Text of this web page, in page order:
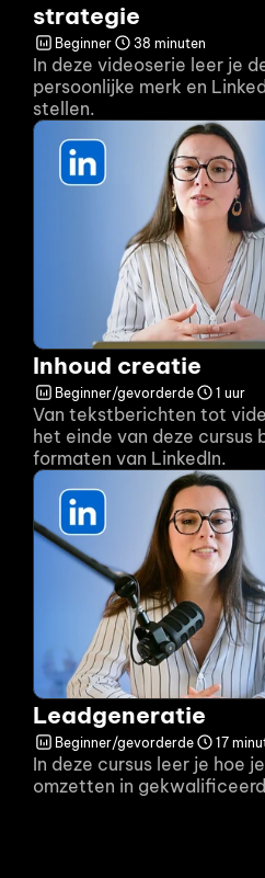
strategie
Beginner 38 minuten
In deze videoserie leer je
persoonlijke merk en
stellen.
Inhoud creatie
Beginner/gevorderde 1 uur
Van tekstberichten tot
het einde van deze cursus
formaten van LinkedIn.
Leadgeneratie
Beginner/gevorderde 17
In deze cursus leer je hoe
omzetten in